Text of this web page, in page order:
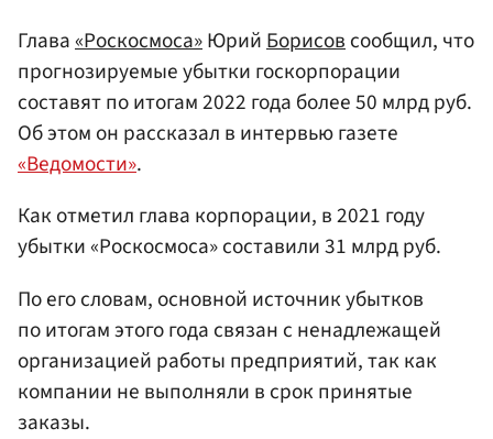
Глава«Роскосмоса»ЮрийБорисовсообщил, что
прогнозируемые убытки госкорпорации
составят по итогам 2022 года более 50 млрд руб.
Об этом он рассказал в интервью газете
«Ведомости».
Как отметил глава корпорации, в 2021 году
убытки «Роскосмоса» составили 31 млрд руб.
По его словам, основной источник убытков
по итогам этого года связан с ненадлежащей
организацией работы предприятий, так как
компании не выполняли в срок принятые
заказы.